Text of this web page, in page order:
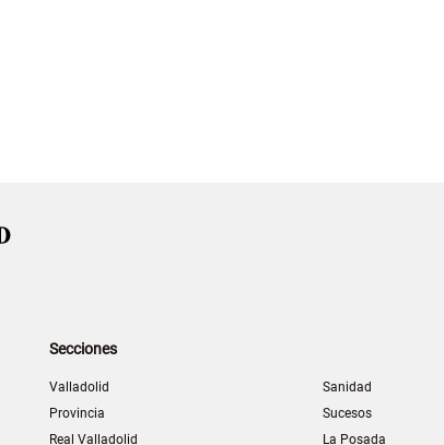
Secciones
Valladolid
Provincia
Real Valladolid
Sanidad
Sucesos
La Posada